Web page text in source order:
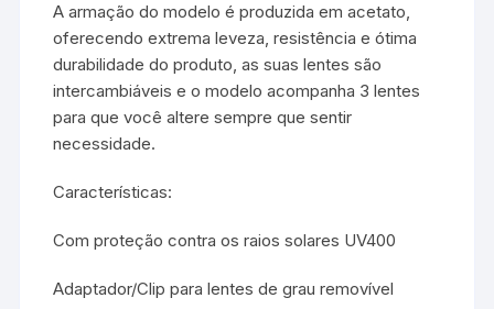
A armação do modelo é produzida em acetato,
oferecendo extrema leveza, resistência e ótima
durabilidade do produto, as suas lentes são
intercambiáveis e o modelo acompanha 3 lentes
para que você altere sempre que sentir
necessidade.
Características:
Com proteção contra os raios solares UV400
Adaptador/Clip para lentes de grau removível